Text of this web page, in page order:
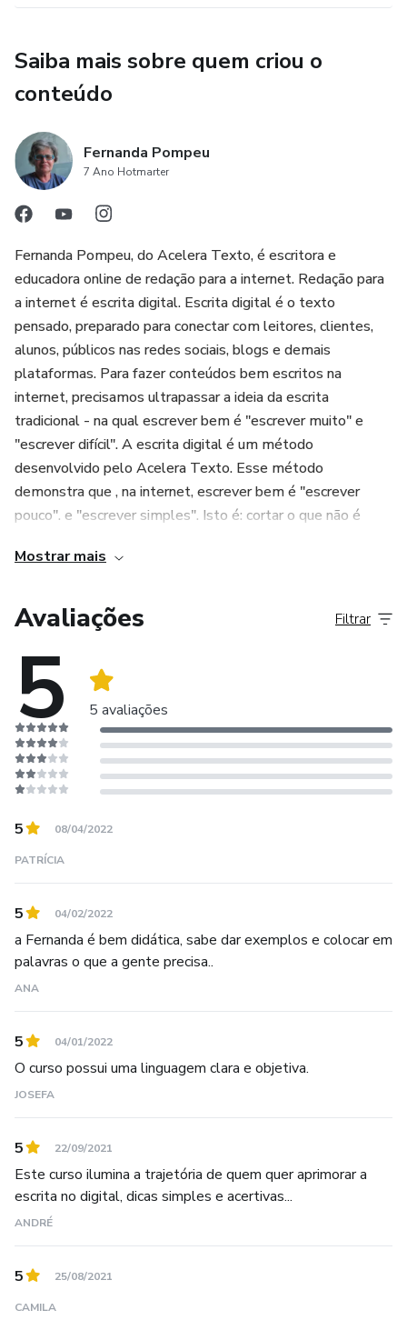
Saiba mais sobre quem criou o
conteúdo
Fernanda Pompeu
7 Ano Hotmarter
Fernanda Pompeu, do Acelera Texto, é escritora e
educadora online de redação para a internet. Redação para
a internet é escrita digital. Escrita digital é o texto
pensado, preparado para conectar com leitores, clientes,
alunos, públicos nas redes sociais, blogs e demais
plataformas. Para fazer conteúdos bem escritos na
internet, precisamos ultrapassar a ideia da escrita
tradicional - na qual escrever bem é "escrever muito" e
"escrever difícil". A escrita digital é um método
desenvolvido pelo Acelera Texto. Esse método
demonstra que , na internet, escrever bem é "escrever
pouco". e "escrever simples". Isto é: cortar o que não é
comuniquem. Quer conhecer mais: acesse o site:
Abraço.
Mostrar mais
Avaliações
5 5 avaliações
Filtrar
5 08/04/2022
PATRÍCIA
5 04/02/2022
a Fernanda é bem didática, sabe dar exemplos e colocar em
palavras o que a gente precisa..
ANA
5 04/01/2022
O curso possui uma linguagem clara e objetiva.
JOSEFA
5 22/09/2021
Este curso ilumina a trajetória de quem quer aprimorar a
escrita no digital, dicas simples e acertivas...
ANDRÉ
5 25/08/2021
CAMILA